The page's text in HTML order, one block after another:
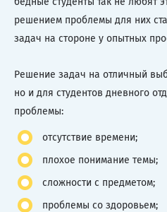
решением проблемы для них
задач на стороне у опытных
Решение задач на отличный
но и для студентов дневного
проблемы:
отсутствие времени;
плохое понимание темы;
сложности с предметом;
проблемы со здоровьем;